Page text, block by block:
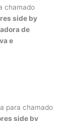
chamado
side by
de
e
para chamado
side by